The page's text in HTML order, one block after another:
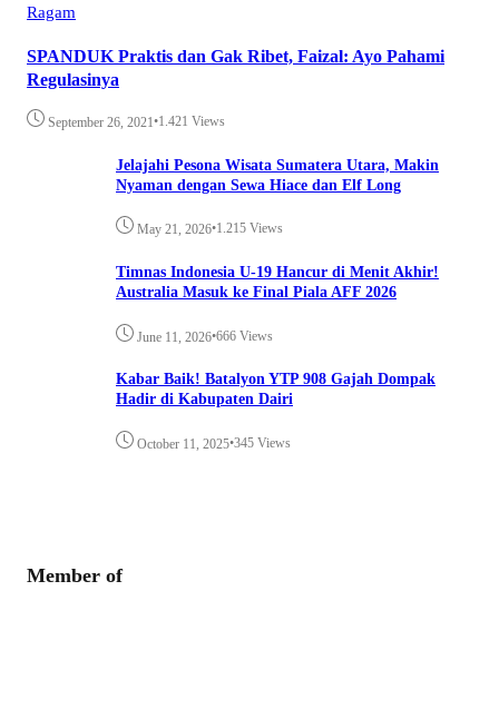
Ragam
SPANDUK Praktis dan Gak Ribet, Faizal: Ayo Pahami
Regulasinya
September 26, 2021•1.421 Views
Jelajahi Pesona Wisata Sumatera Utara, Makin
Nyaman dengan Sewa Hiace dan Elf Long
May 21, 2026•1.215 Views
Timnas Indonesia U-19 Hancur di Menit Akhir!
Australia Masuk ke Final Piala AFF 2026
June 11, 2026•666 Views
Kabar Baik! Batalyon YTP 908 Gajah Dompak
Hadir di Kabupaten Dairi
October 11, 2025•345 Views
Member of